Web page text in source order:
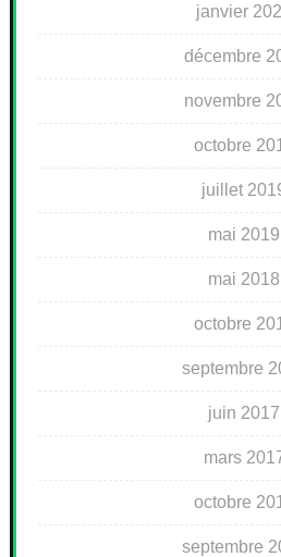
janvier
décembre
novembre
octobre
juillet
mai 2019
mai 2018
octobre
septembre
juin 2017
mars
octobre
septembre